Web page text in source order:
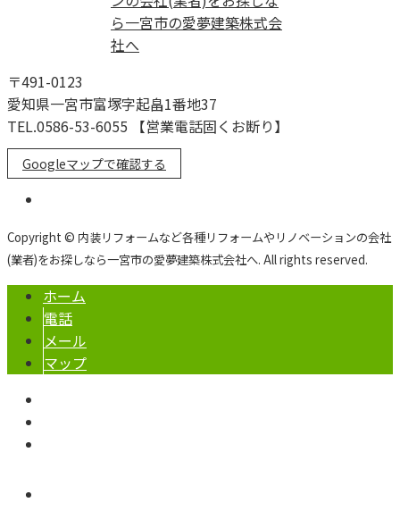
〒491-0123
愛知県一宮市富塚字起畠1番地37
TEL.0586-53-6055 【営業電話固くお断り】
Googleマップで確認する
Copyright © 内装リフォームなど各種リフォームやリノベーションの会社
(業者)をお探しなら一宮市の愛夢建築株式会社へ. All rights reserved.
ホーム
電話
メール
マップ